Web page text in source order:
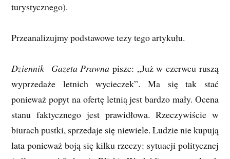
turystycznego).
Przeanalizujmy podstawowe tezy tego artykułu.
Dziennik Gazeta Prawna pisze: „Już w czerwcu ruszą
wyprzedaże letnich wycieczek”. Ma się tak stać
ponieważ popyt na ofertę letnią jest bardzo mały. Ocena
stanu faktycznego jest prawidłowa. Rzeczywiście w
biurach pustki, sprzedaje się niewiele. Ludzie nie kupują
lata ponieważ boją się kilku rzeczy: sytuacji politycznej